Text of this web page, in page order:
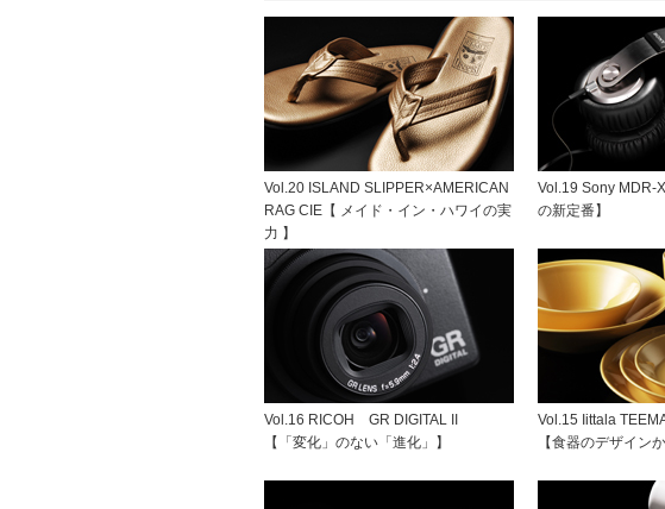
Vol.20 ISLAND SLIPPER×AMERICAN
RAG CIE【 メイド・イン・ハワイの実
力 】
Vol.19 Sony MDR-
の新定番】
Vol.16 RICOH GR DIGITAL II
【「変化」のない「進化」】
Vol.15 Iittala
【食器のデザイン